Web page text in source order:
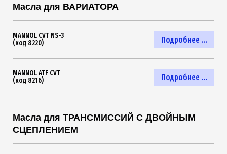
Масла для ВАРИАТОРА
Подробнее ...
MANNOL CVT NS-3
(код 8220)
Подробнее ...
MANNOL ATF CVT
(код 8216)
Масла для ТРАНСМИССИЙ С ДВОЙНЫМ
СЦЕПЛЕНИЕМ